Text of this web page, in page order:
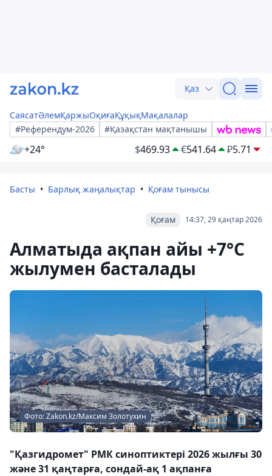
Қаз
СаясатӘлемҚаржыОқиғаҚұқықМақалалар
#Референдум-2026
#Қазақстан мақтанышы
+24° $469.93 €541.64 ₽5.71
Басты Барлық жаңалықтар Қоғам тынысы
14:37, 29 қаңтар 2026
Қоғам
Алматыда ақпан айы +7°С
жылумен басталады
Фото: Zakon.kz/Максим Золотухин
"Қазгидромет" РМК синоптиктері 2026 жылғы 30
және 31 қаңтарға, сондай-ақ 1 ақпанға